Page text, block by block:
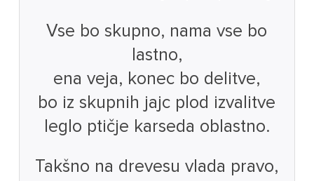
Vse bo skupno, nama vse bo
lastno,
ena veja, konec bo delitve,
bo iz skupnih jajc plod izvalitve
leglo ptičje karseda oblastno.
Takšno na drevesu vlada pravo,